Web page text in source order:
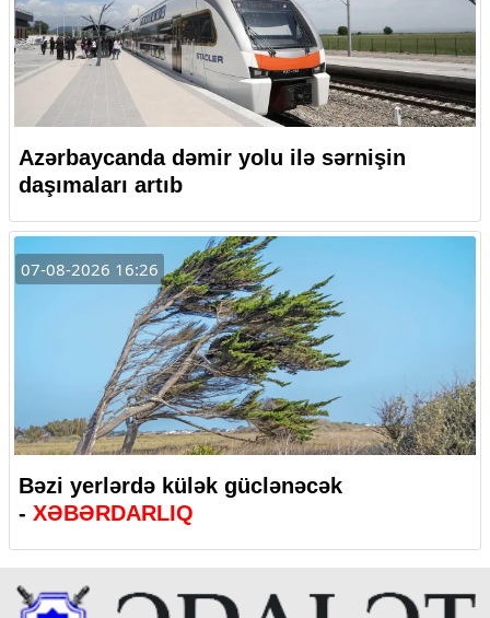
Azərbaycanda dəmir yolu ilə sərnişin
daşımaları artıb
07-08-2026 16:26
Bəzi yerlərdə külək güclənəcək
- XƏBƏRDARLIQ